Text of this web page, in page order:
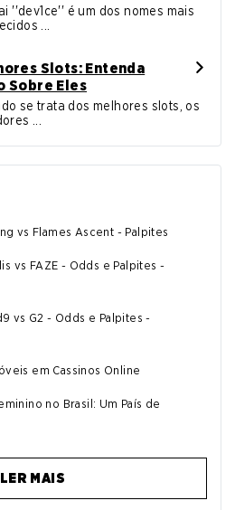
''dev1ce'' é um dos nomes mais
...
Slots: Entenda
Sobre Eles
se trata dos melhores slots, os
...
vs Flames Ascent - Palpites
vs FAZE - Odds e Palpites -
vs G2 - Odds e Palpites -
em Cassinos Online
no Brasil: Um País de
LER MAIS